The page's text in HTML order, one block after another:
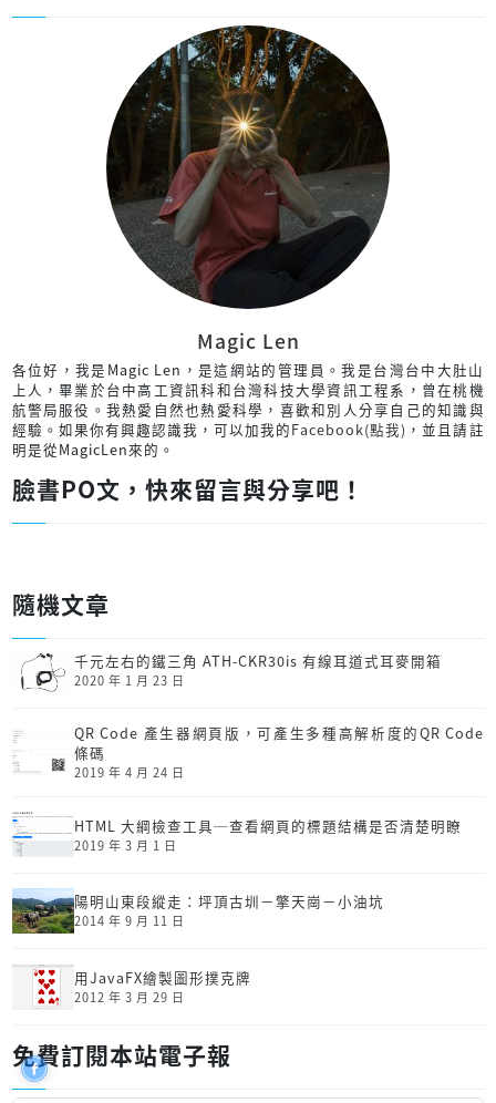
Magic Len
各位好，我是Magic Len，是這網站的管理員。我是台灣台中大肚山
上人，畢業於台中高工資訊科和台灣科技大學資訊工程系，曾在桃機
航警局服役。我熱愛自然也熱愛科學，喜歡和別人分享自己的知識與
經驗。如果你有興趣認識我，可以加我的Facebook(點我) ，並且請註
明是從MagicLen來的。
臉書PO文，快來留言與分享吧！
隨機文章
千元左右的鐵三角 ATH-CKR30is 有線耳道式耳麥開箱
2020 年 1 月 23 日
QR Code 產生器網頁版，可產生多種高解析度的QR Code
條碼
2019 年 4 月 24 日
HTML 大綱檢查工具─查看網頁的標題結構是否清楚明瞭
2019 年 3 月 1 日
陽明山東段縱走：坪頂古圳－擎天崗－小油坑
2014 年 9 月 11 日
用JavaFX繪製圖形撲克牌
2012 年 3 月 29 日
免費訂閱本站電子報